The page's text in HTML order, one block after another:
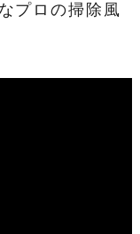
プロの掃除風